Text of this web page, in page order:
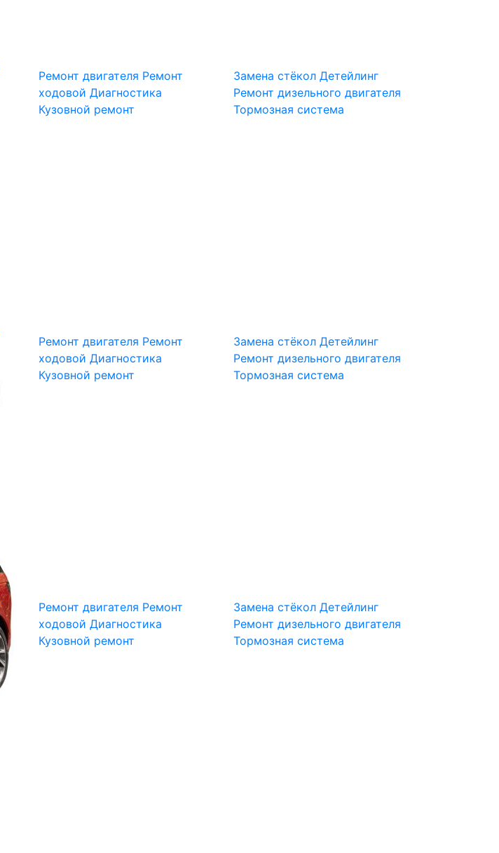
Ремонт двигателя Ремонт
ходовой Диагностика
Кузовной ремонт
Замена стёкол Детейлинг
Ремонт дизельного двигателя
Тормозная система
Ремонт двигателя Ремонт
ходовой Диагностика
Кузовной ремонт
Замена стёкол Детейлинг
Ремонт дизельного двигателя
Тормозная система
Ремонт двигателя Ремонт
ходовой Диагностика
Кузовной ремонт
Замена стёкол Детейлинг
Ремонт дизельного двигателя
Тормозная система